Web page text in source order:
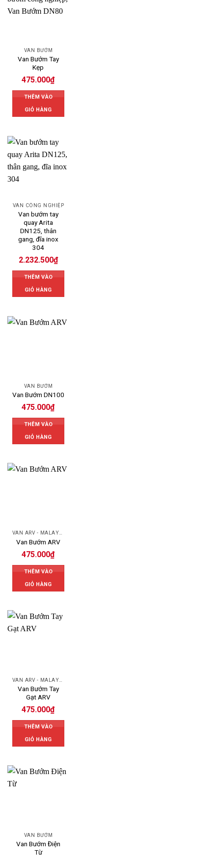
VAN BƯỚM
Van Bướm Tay
Kẹp
475.000₫
THÊM VÀO
GIỎ HÀNG
VAN CÔNG NGHIỆP
Van bướm tay
quay Arita
DN125, thân
gang, đĩa inox
304
2.232.500₫
THÊM VÀO
GIỎ HÀNG
VAN BƯỚM
Van Bướm DN100
475.000₫
THÊM VÀO
GIỎ HÀNG
VAN ARV - MALAYSIA
Van Bướm ARV
475.000₫
THÊM VÀO
GIỎ HÀNG
Van Bướm Tay
Gạt ARV
475.000₫
THÊM VÀO
GIỎ HÀNG
VAN BƯỚM
Van Bướm Điện
Từ